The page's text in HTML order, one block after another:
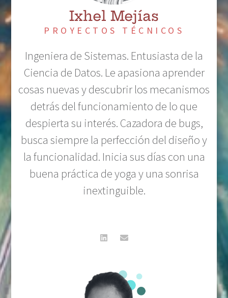
Ixhel Mejías
PROYECTOS TÉCNICOS
Ingeniera de Sistemas. Entusiasta de la
Ciencia de Datos. Le apasiona aprender
cosas nuevas y descubrir los mecanismos
detrás del funcionamiento de lo que
despierta su interés. Cazadora de bugs,
busca siempre la perfección del diseño y
la funcionalidad. Inicia sus días con una
buena práctica de yoga y una sonrisa
inextinguible.